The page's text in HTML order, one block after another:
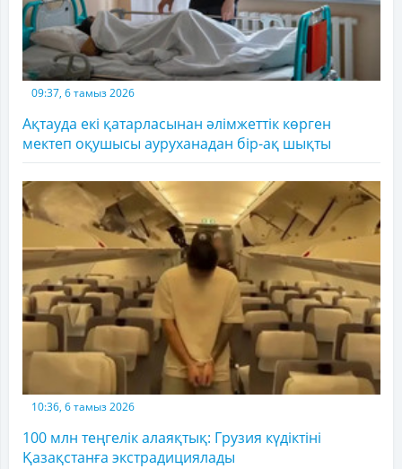
09:37, 6 тамыз 2026
Ақтауда екі қатарласынан әлімжеттік көрген
мектеп оқушысы ауруханадан бір-ақ шықты
10:36, 6 тамыз 2026
100 млн теңгелік алаяқтық: Грузия күдіктіні
Қазақстанға экстрадициялады